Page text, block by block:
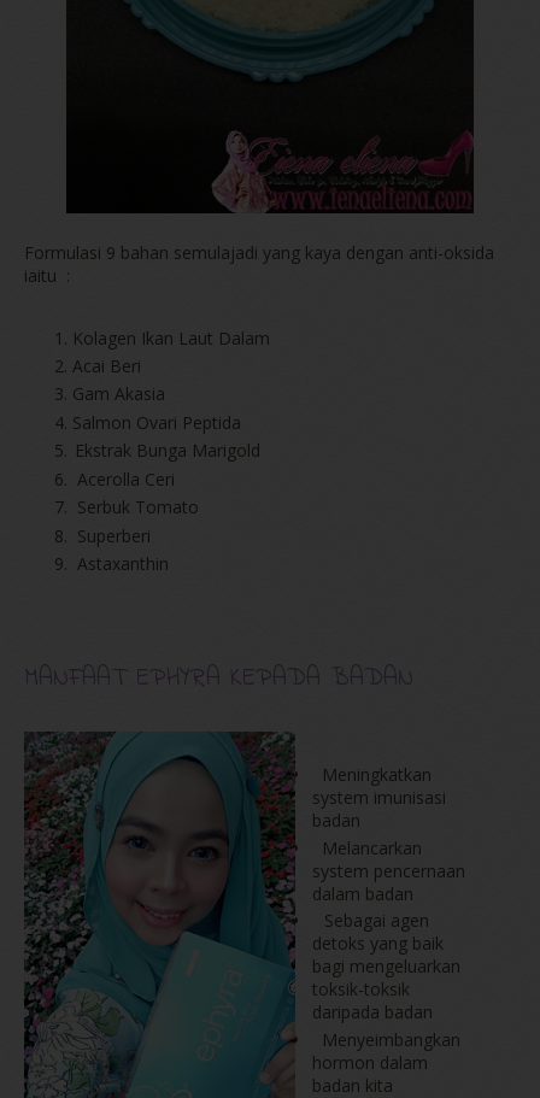
Formulasi 9 bahan semulajadi yang kaya dengan anti-oksida
iaitu :
Kolagen Ikan Laut Dalam
Acai Beri
Gam Akasia
Salmon Ovari Peptida
Ekstrak Bunga Marigold
Acerolla Ceri
Serbuk Tomato
Superberi
Astaxanthin
MANFAAT EPHYRA KEPADA BADAN
Meningkatkan
system imunisasi
badan
Melancarkan
system pencernaan
dalam badan
Sebagai agen
detoks yang baik
bagi mengeluarkan
toksik-toksik
daripada badan
Menyeimbangkan
hormon dalam
badan kita